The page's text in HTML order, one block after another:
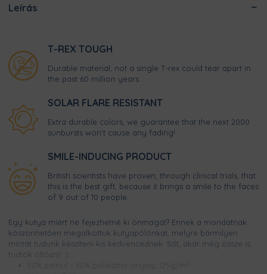
Leírás
T-REX TOUGH
Durable material, not a single T-rex could tear apart in
the past 60 million years
SOLAR FLARE RESISTANT
Extra durable colors, we guarantee that the next 2000
sunbursts won't cause any fading!
SMILE-INDUCING PRODUCT
British scientists have proven, through clinical trials, that
this is the best gift, because it brings a smile to the faces
of 9 out of 10 people.
Egy kutya miért ne fejezhetné ki önmagát? Ennek a mondatnak
köszönhetően megalkottuk kutyapólónkat, melyre bármilyen
mintát tudunk készíteni kis kedvencednek. Sőt, akár még össze is
tudtok öltözni! :)